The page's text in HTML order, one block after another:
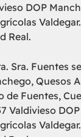
DOP
Real.
Sra. Fuentes
Quesos
de Fuentes,
Valdivieso